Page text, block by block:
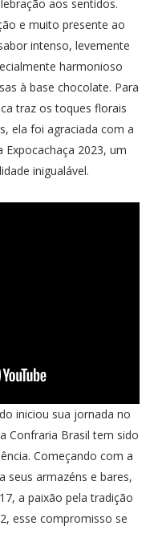
aos sentidos.
e muito presente ao
intenso, levemente
harmonioso
à base chocolate. Para
traz os toques florais
ela foi agraciada com a
2023, um
inigualável.
iniciou sua jornada no
Confraria Brasil tem sido
Começando com a
seus armazéns e bares,
a paixão pela tradição
esse compromisso se